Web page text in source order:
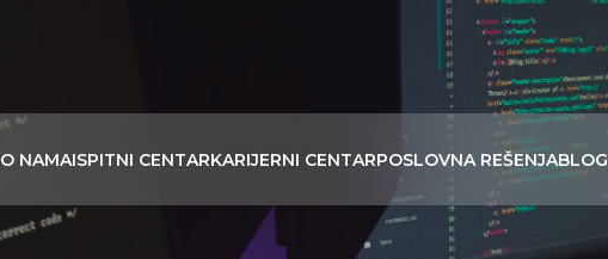
O NAMAISPITNI CENTARKARIJERNI CENTARPOSLOVNA REŠENJABLOG